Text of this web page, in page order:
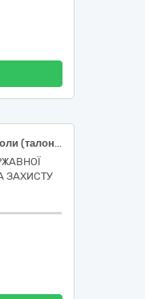
Бензин А-95 Євро-5 (бланки-дозволи (талони)
ЗАХИСТУ